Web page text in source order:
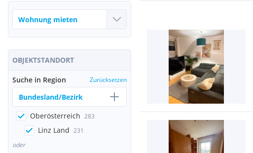
OBJEKTSTANDORT
Suche in Region Zurücksetzen
Bundesland/Bezirk
Oberösterreich 283
Linz Land 231
oder